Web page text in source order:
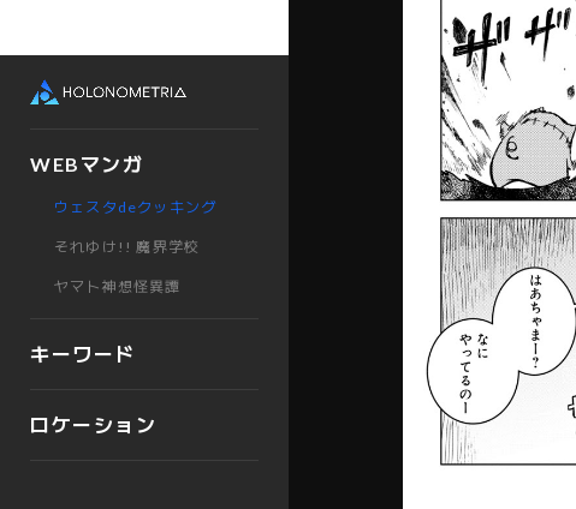
WEBマンガ
ウェスタdeクッキング
それゆけ!! 魔界学校
ヤマト神想怪異譚
キーワード
ロケーション